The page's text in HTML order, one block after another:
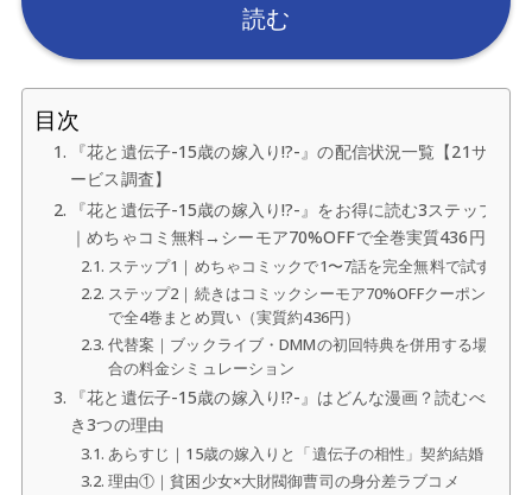
読む
目次
『花と遺伝子-15歳の嫁入り!?-』の配信状況一覧【21サ
ービス調査】
『花と遺伝子-15歳の嫁入り!?-』をお得に読む3ステップ
｜めちゃコミ無料→シーモア70%OFFで全巻実質436円
ステップ1｜めちゃコミックで1〜7話を完全無料で試す
ステップ2｜続きはコミックシーモア70%OFFクーポン
で全4巻まとめ買い（実質約436円）
代替案｜ブックライブ・DMMの初回特典を併用する場
合の料金シミュレーション
『花と遺伝子-15歳の嫁入り!?-』はどんな漫画？読むべ
き3つの理由
あらすじ｜15歳の嫁入りと「遺伝子の相性」契約結婚
理由①｜貧困少女×大財閥御曹司の身分差ラブコメ